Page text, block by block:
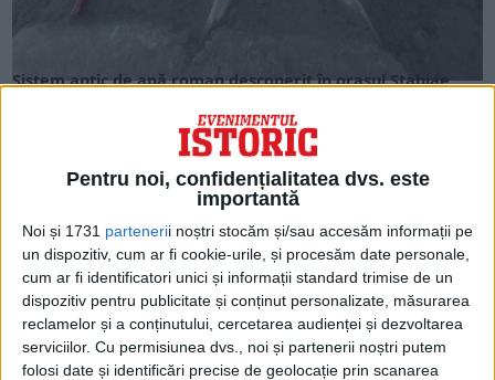
Pentru noi, confidențialitatea dvs. este
importantă
Noi și 1731 partenerii noștri stocăm și/sau accesăm informații pe
un dispozitiv, cum ar fi cookie-urile, și procesăm date personale,
cum ar fi identificatori unici și informații standard trimise de un
dispozitiv pentru publicitate și conținut personalizate, măsurarea
reclamelor și a conținutului, cercetarea audienței și dezvoltarea
serviciilor. Cu permisiunea dvs., noi și partenerii noștri putem
folosi date și identificări precise de geolocație prin scanarea
Sistem antic de apă roman descoperit în orașul Stabiae
săpăturilor din Stabiae, situat în apropiere...